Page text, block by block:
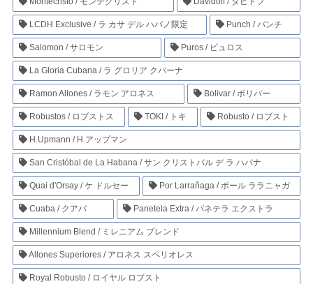
LCDH Exclusive / ラ カサ デル ハバノ限定 Punch / パンチ
Salomon / サロモン Puros / ピュロス
La Gloria Cubana / ラ グロリア クバーナ
Ramon Allones / ラモン アロネス Bolivar / ボリバー
Robustos / ロブストス TOKI / トキ Robusto / ロブスト
H.Upmann / H.アップマン
San Cristóbal de La Habana / サン クリストバル デ ラ ハバナ
Quai d'Orsay / ケ ドルセー Por Larrañaga / ポール ララニャガ
Cuaba / クアバ Panetela Extra / パネテラ エクストラ
Millennium Blend / ミレニアム ブレンド
Allones Superiores / アロネス スペリオレス
Royal Robusto / ロイヤル ロブスト